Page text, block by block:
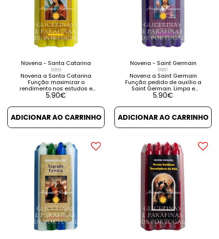
Novena - Santa Catarina
01958
Novena a Santa Catarina
Função: maximizar o
rendimento nos estudos e
exames. Contém instruções
PRODUTOS RELACIONADOS
5.90€
ADICIONAR AO CARRINHO
Novena - Saint Germain
01957
Novena a Saint Germain
Função: pedido de auxílio a
Saint Germain. Limpa e
transmuta as cargas
corpo. Promove um estado
mais espiritual de ser.
Contém instruções e
orações. VER DETALHES VER
5.90€
ADICIONAR AO CARRINHO